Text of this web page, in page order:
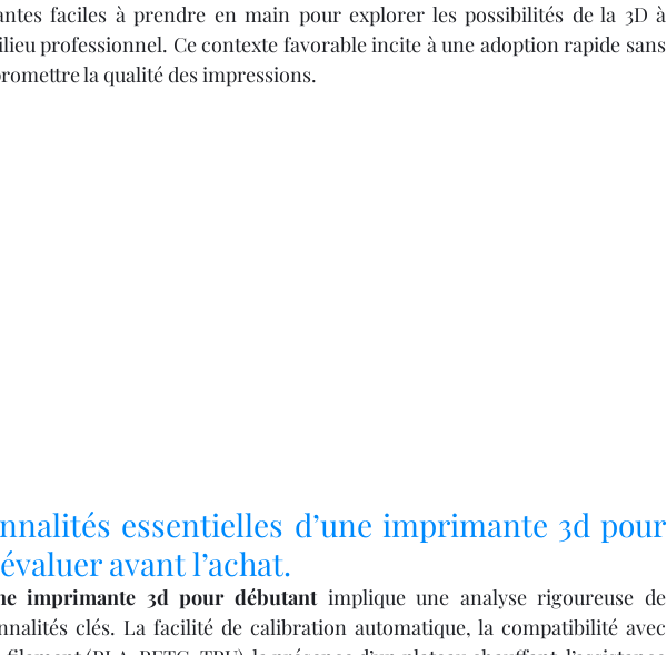
OUTILLAGE 4 Formation impression 3D
faciles à prendre en main pour explorer les possibilités de la 3D à
professionnel. Ce contexte favorable incite à une adoption rapide sans
la qualité des impressions.
essentielles d’une imprimante 3d pour
avant l’achat.
imprimante 3d pour débutant implique une analyse rigoureuse de
clés. La facilité de calibration automatique, la compatibilité avec